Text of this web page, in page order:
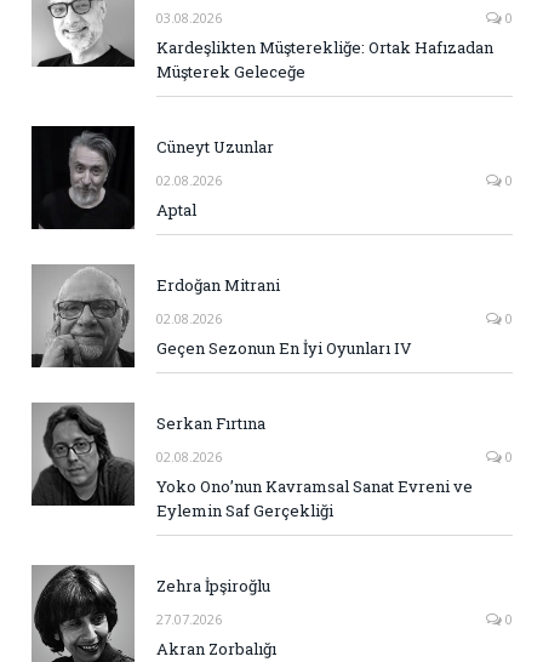
03.08.2026 0
Kardeşlikten Müşterekliğe: Ortak Hafızadan
Müşterek Geleceğe
Cüneyt Uzunlar
02.08.2026 0
Aptal
Erdoğan Mitrani
02.08.2026 0
Geçen Sezonun En İyi Oyunları IV
Serkan Fırtına
02.08.2026 0
Yoko Ono’nun Kavramsal Sanat Evreni ve
Eylemin Saf Gerçekliği
Zehra İpşiroğlu
27.07.2026 0
Akran Zorbalığı